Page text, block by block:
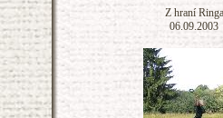
Z hraní Ringa
06.09.2003